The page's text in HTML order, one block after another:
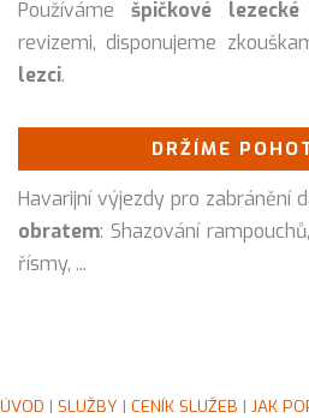
Používáme špičkové
revizemi, disponujeme
lezci.
DRŽÍME
Havarijní výjezdy pro zabránění
obratem: Shazování
řísmy, ...
ÚVOD | SLUŽBY | CENÍK SLUŽEB | JAK